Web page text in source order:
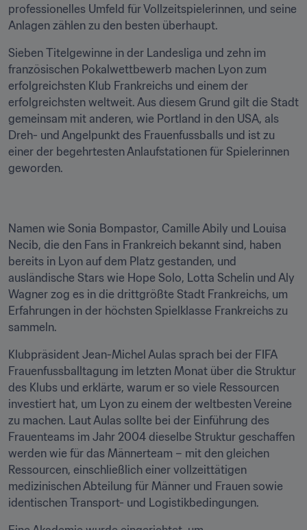
professionelles Umfeld für Vollzeitspielerinnen, und seine
Anlagen zählen zu den besten überhaupt.
Sieben Titelgewinne in der Landesliga und zehn im
französischen Pokalwettbewerb machen Lyon zum
erfolgreichsten Klub Frankreichs und einem der
erfolgreichsten weltweit. Aus diesem Grund gilt die Stadt
gemeinsam mit anderen, wie Portland in den USA, als
Dreh- und Angelpunkt des Frauenfussballs und ist zu
einer der begehrtesten Anlaufstationen für Spielerinnen
geworden.
Namen wie Sonia Bompastor, Camille Abily und Louisa
Necib, die den Fans in Frankreich bekannt sind, haben
bereits in Lyon auf dem Platz gestanden, und
ausländische Stars wie Hope Solo, Lotta Schelin und Aly
Wagner zog es in die drittgrößte Stadt Frankreichs, um
Erfahrungen in der höchsten Spielklasse Frankreichs zu
sammeln.
Klubpräsident Jean-Michel Aulas sprach bei der FIFA
Frauenfussballtagung im letzten Monat über die Struktur
des Klubs und erklärte, warum er so viele Ressourcen
investiert hat, um Lyon zu einem der weltbesten Vereine
zu machen. Laut Aulas sollte bei der Einführung des
Frauenteams im Jahr 2004 dieselbe Struktur geschaffen
werden wie für das Männerteam – mit den gleichen
Ressourcen, einschließlich einer vollzeittätigen
medizinischen Abteilung für Männer und Frauen sowie
identischen Transport- und Logistikbedingungen.